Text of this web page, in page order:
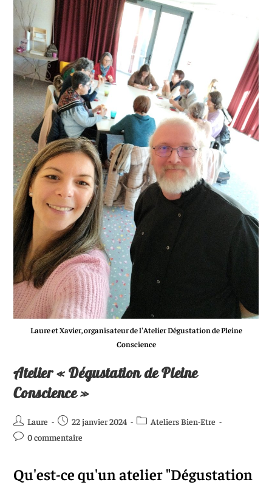
Laure et Xavier, organisateur de l'Atelier Dégustation de Pleine
Conscience
Atelier « Dégustation de Pleine
Conscience »
Laure 22 janvier 2024
Ateliers Bien-Etre
0 commentaire
Qu'est-ce qu'un atelier "Dégustation